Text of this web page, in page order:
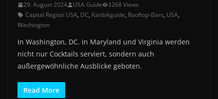
29. August 2024 USA Guide
3268 Views
Capital Region USA, DC, Karibikguide, Rooftop-Bars, USA,
Washington
In Washington, DC. In Maryland und Virginia werden
nicht nur Cocktails serviert, sondern auch
außergewöhnliche Ausblicke geboten.
Read More